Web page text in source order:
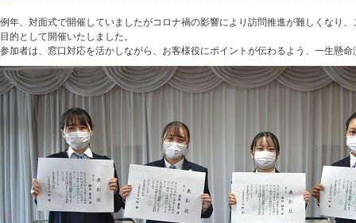
例年、対面式で開催していましたがコロナ禍の影響により訪問推進が難しくなり
目的として開催いたしました。
参加者は、窓口対応を活かしながら、お客様役にポイントが伝わるよう、一生懸